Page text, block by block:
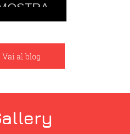
Vai al blog